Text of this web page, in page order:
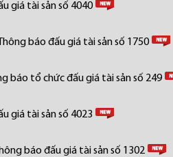
giá tài sản số 4040
báo đấu giá tài sản số 1750
báo tổ chức đấu giá tài sản số 249
giá tài sản số 4023
báo đấu giá tài sản số 1302